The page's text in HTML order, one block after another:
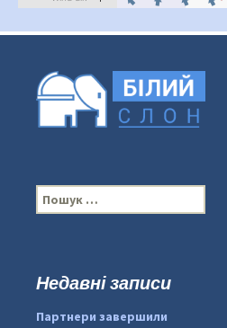
П
о
:Недавні записи
Партнери завершили